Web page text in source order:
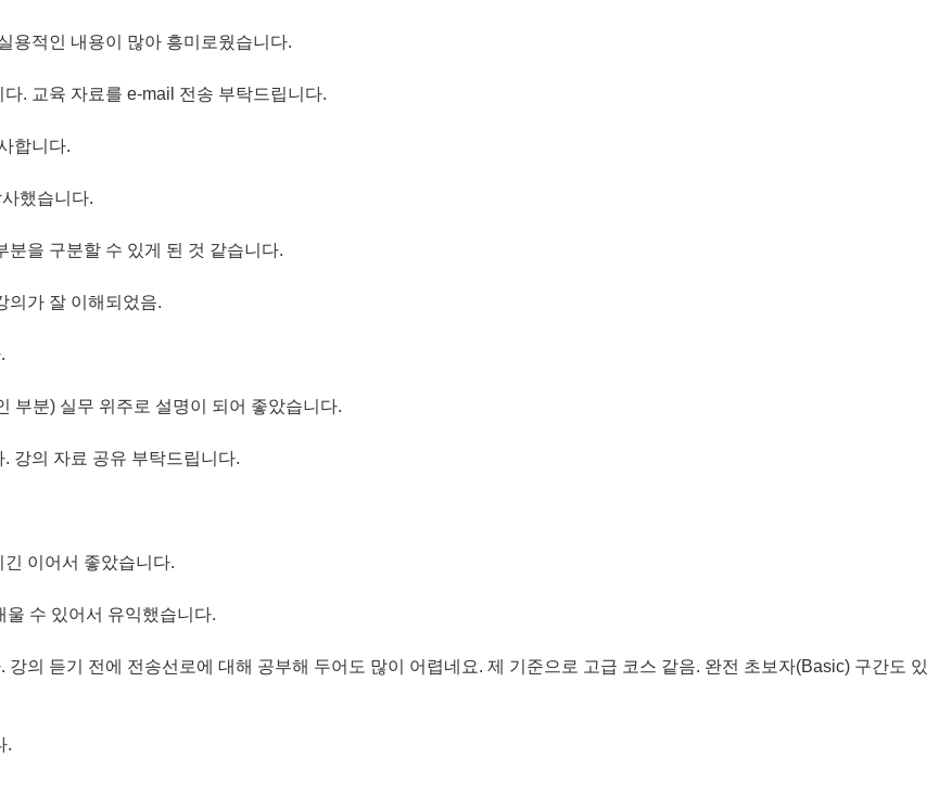
용적인 내용이 많아 흥미로웠습니다.
. 교육 자료를 e-mail 전송 부탁드립니다.
합니다.
했습니다.
분을 구분할 수 있게 된 것 같습니다.
의가 잘 이해되었음.
부분) 실무 위주로 설명이 되어 좋았습니다.
강의 자료 공유 부탁드립니다.
이어서 좋았습니다.
수 있어서 유익했습니다.
의 듣기 전에 전송선로에 대해 공부해 두어도 많이 어렵네요. 제 기준으로 고급 코스 같음. 완전 초보자(Basic) 구간도 있
.